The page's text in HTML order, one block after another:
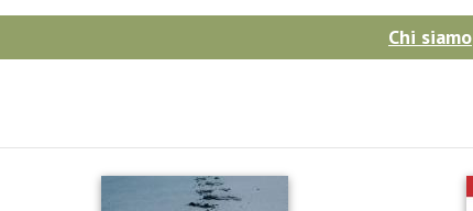
Chi siamo